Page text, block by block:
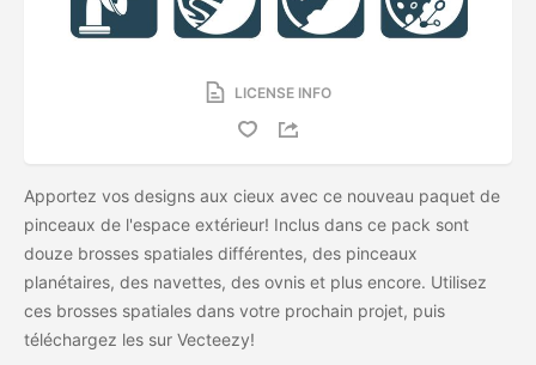
LICENSE INFO
Apportez vos designs aux cieux avec ce nouveau paquet de
pinceaux de l'espace extérieur! Inclus dans ce pack sont
douze brosses spatiales différentes, des pinceaux
planétaires, des navettes, des ovnis et plus encore. Utilisez
ces brosses spatiales dans votre prochain projet, puis
téléchargez les sur Vecteezy!